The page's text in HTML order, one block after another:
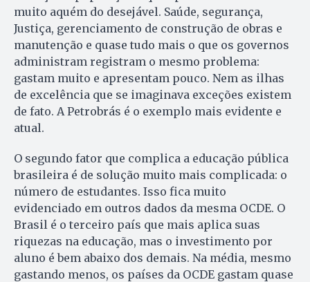
muito aquém do desejável. Saúde, segurança,
Justiça, gerenciamento de construção de obras e
manutenção e quase tudo mais o que os governos
administram registram o mesmo problema:
gastam muito e apresentam pouco. Nem as ilhas
de excelência que se imaginava exceções existem
de fato. A Petrobrás é o exemplo mais evidente e
atual.
O segundo fator que complica a educação pública
brasileira é de solução muito mais complicada: o
número de estudantes. Isso fica muito
evidenciado em outros dados da mesma OCDE. O
Brasil é o terceiro país que mais aplica suas
riquezas na educação, mas o investimento por
aluno é bem abaixo dos demais. Na média, mesmo
gastando menos, os países da OCDE gastam quase